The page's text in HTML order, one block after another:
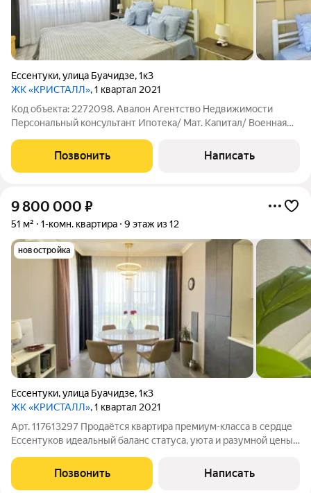
Ессентуки,улица Буачидзе,1к3
ЖК «КРИСТАЛЛ», 1 квартал 2021
Код объекта: 2272098. Авалон Агентство Недвижимости
Персональный консультант Ипотека/ Мат. Капитал/ Военная
парка и ж/д вокзала. Индивидуальное отопление. Панорамное
остекление. Укомплектована
Позвонить Написать
9 800 000 ₽
51 м² 1-комн. квартира 9 этаж из 12
новостройка
Ессентуки,улица Буачидзе,1к3
ЖК «КРИСТАЛЛ», 1 квартал 2021
Арт. 117613297 Продаётся квартира премиум-класса в сердце
Ессентуков идеальный баланс статуса, уюта и разумной цены.
дизайнерским ремонтом в современном доме 2017 года
инвестиция, которая
Позвонить Написать